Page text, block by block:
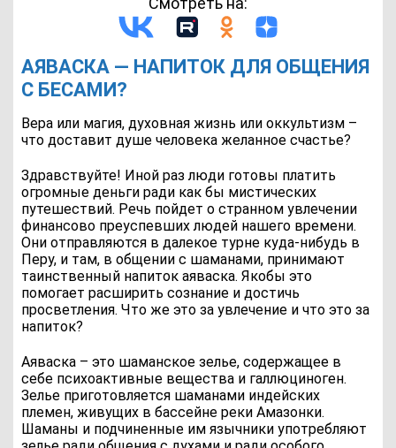
АЯВАСКА — НАПИТОК ДЛЯ ОБЩЕНИЯ
С БЕСАМИ?
Вера или магия, духовная жизнь или оккультизм –
что доставит душе человека желанное счастье?
Здравствуйте! Иной раз люди готовы платить
огромные деньги ради как бы мистических
путешествий. Речь пойдет о странном увлечении
финансово преуспевших людей нашего времени.
Они отправляются в далекое турне куда-нибудь в
Перу, и там, в общении с шаманами, принимают
таинственный напиток аяваска. Якобы это
помогает расширить сознание и достичь
просветления. Что же это за увлечение и что это за
напиток?
Аяваска – это шаманское зелье, содержащее в
себе психоактивные вещества и галлюциноген.
Зелье приготовляется шаманами индейских
племен, живущих в бассейне реки Амазонки.
Шаманы и подчиненные им язычники употребляют